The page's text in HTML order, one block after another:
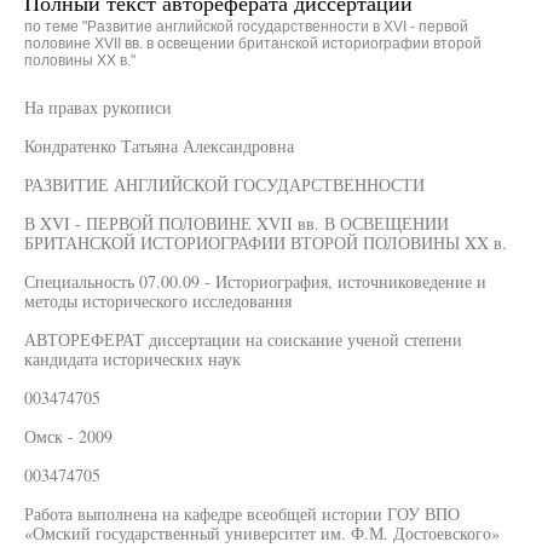
по теме "Развитие английской государственности в XVI - первой
половине XVII вв. в освещении британской историографии второй
половины XX в."
На правах рукописи
Кондратенко Татьяна Александровна
РАЗВИТИЕ АНГЛИЙСКОЙ ГОСУДАРСТВЕННОСТИ
В XVI - ПЕРВОЙ ПОЛОВИНЕ XVII вв. В ОСВЕЩЕНИИ
БРИТАНСКОЙ ИСТОРИОГРАФИИ ВТОРОЙ ПОЛОВИНЫ XX в.
Специальность 07.00.09 - Историография, источниковедение и
методы исторического исследования
АВТОРЕФЕРАТ диссертации на соискание ученой степени
кандидата исторических наук
003474705
Омск - 2009
003474705
Работа выполнена на кафедре всеобщей истории ГОУ ВПО
«Омский государственный университет им. Ф.М. Достоевского»